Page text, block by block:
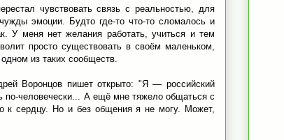
чувствовать связь с реальностью, для
эмоции. Будто где-то что-то сломалось и
У меня нет желания работать, учиться и тем
просто существовать в своём маленьком,
из таких сообществ.
Воронцов пишет открыто: "Я — российский
по-человечески... А ещё мне тяжело общаться с
к сердцу. Но и без общения я не могу. Может,